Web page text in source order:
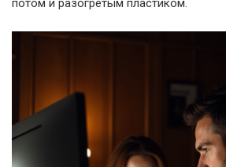
потом и разогретым пластиком.